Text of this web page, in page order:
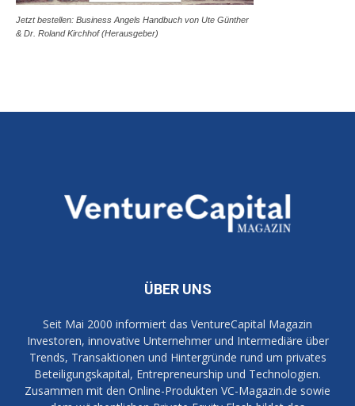
Jetzt bestellen: Business Angels Handbuch von Ute Günther
& Dr. Roland Kirchhof (Herausgeber)
ÜBER UNS
Seit Mai 2000 informiert das VentureCapital Magazin
Investoren, innovative Unternehmer und Intermediäre über
Trends, Transaktionen und Hintergründe rund um privates
Beteiligungskapital, Entrepreneurship und Technologien.
Zusammen mit den Online-Produkten VC-Magazin.de sowie